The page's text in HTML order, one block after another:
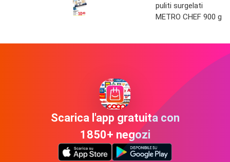
puliti surgelati
METRO CHEF 900 g
Scarica l'app gratuita con
1850+ negozi